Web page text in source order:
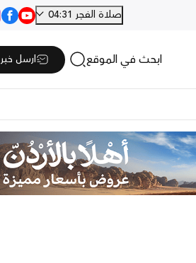
صلاة الفجر 04:31
ابحث في الموقع ارسل خبر